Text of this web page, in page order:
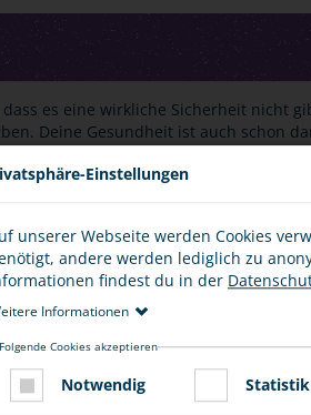
es eine wirkliche Sicherheit nicht
Deine Gesundheit ist auch schon
Drogen-oder Alkoholeinfluss am
zu erkennen.Einstellungen
unserer Webseite werden Cookies
andere werden lediglich zu
findest du in der
Informationen
Cookies akzeptieren
Notwendig Statistik